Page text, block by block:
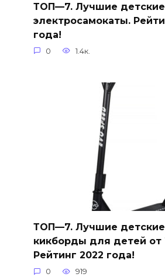
ТОП—7. Лучшие детские
электросамокаты.
года!
0 1.4к.
ТОП—7. Лучшие
кикборды для детей от
Рейтинг 2022 года!
0 919